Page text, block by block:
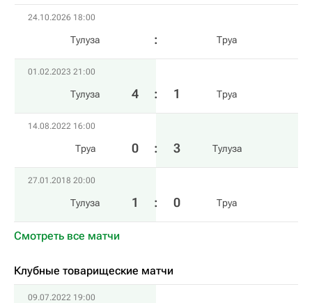
24.10.2026 18:00
Тулуза Труа
01.02.2023 21:00
Тулуза 4 : 1 Труа
14.08.2022 16:00
Труа 0 : 3 Тулуза
27.01.2018 20:00
Тулуза 1 : 0 Труа
Смотреть все матчи
Клубные товарищеские матчи
09.07.2022 19:00